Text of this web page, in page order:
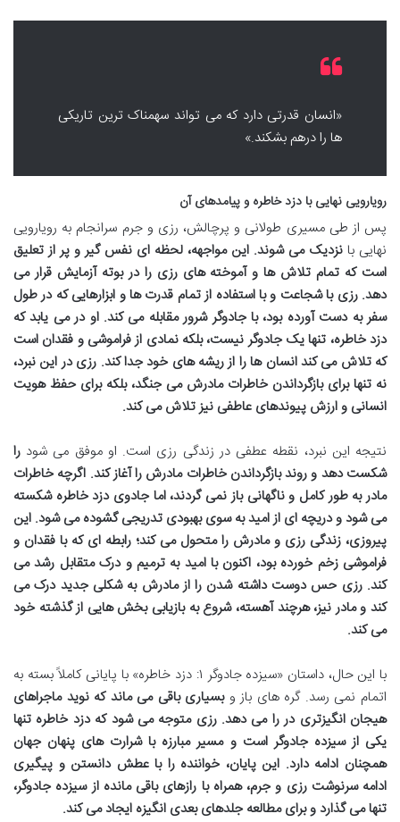
«انسان قدرتی دارد که می تواند سهمناک ترین تاریکی
ها را درهم بشکند.»
رویارویی نهایی با دزد خاطره و پیامدهای آن
پس از طی مسیری طولانی و پرچالش، رزی و جرم سرانجام به رویارویی
نهایی با نزدیک می شوند. این مواجهه، لحظه ای نفس گیر و پر از تعلیق
است که تمام تلاش ها و آموخته های رزی را در بوته آزمایش قرار می
دهد. رزی با شجاعت و با استفاده از تمام قدرت ها و ابزارهایی که در طول
سفر به دست آورده بود، با جادوگر شرور مقابله می کند. او در می یابد که
دزد خاطره، تنها یک جادوگر نیست، بلکه نمادی از فراموشی و فقدان است
که تلاش می کند انسان ها را از ریشه های خود جدا کند. رزی در این نبرد،
نه تنها برای بازگرداندن خاطرات مادرش می جنگد، بلکه برای حفظ هویت
انسانی و ارزش پیوندهای عاطفی نیز تلاش می کند.
نتیجه این نبرد، نقطه عطفی در زندگی رزی است. او موفق می شود را
شکست دهد و روند بازگرداندن خاطرات مادرش را آغاز کند. اگرچه خاطرات
مادر به طور کامل و ناگهانی باز نمی گردند، اما جادوی دزد خاطره شکسته
می شود و دریچه ای از امید به سوی بهبودی تدریجی گشوده می شود. این
پیروزی، زندگی رزی و مادرش را متحول می کند؛ رابطه ای که با فقدان و
فراموشی زخم خورده بود، اکنون با امید به ترمیم و درک متقابل رشد می
کند. رزی حس دوست داشته شدن را از مادرش به شکلی جدید درک می
کند و مادر نیز، هرچند آهسته، شروع به بازیابی بخش هایی از گذشته خود
می کند.
با این حال، داستان «سیزده جادوگر ۱: دزد خاطره» با پایانی کاملاً بسته به
اتمام نمی رسد. گره های باز وبسیاری باقی می ماند که نوید ماجراهای
هیجان انگیزتری دررا می دهد. رزی متوجه می شود که دزد خاطره تنها
یکی از سیزده جادوگر است و مسیر مبارزه با شرارت های پنهان جهان
همچنان ادامه دارد. این پایان، خواننده را با عطش دانستن و پیگیری
ادامه سرنوشت رزی و جرم، همراه با رازهای باقی مانده از سیزده جادوگر،
تنها می گذارد و برای مطالعه جلدهای بعدی انگیزه ایجاد می کند.